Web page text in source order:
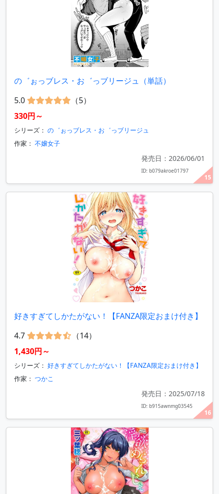
15
の゛ぉっブレス・お゛っブリージュ（単話）
5.0
（5）
330円～
シリーズ： の゛ぉっブレス・お゛っブリージュ
作家： 不嬢女子
発売日：2026/06/01
ID: b079akroe01797
16
好きすぎてしかたがない！【FANZA限定おまけ付き】
4.7
（14）
1,430円～
シリーズ： 好きすぎてしかたがない！【FANZA限定おまけ付き】
作家： つかこ
発売日：2025/07/18
ID: b915awnmg03545